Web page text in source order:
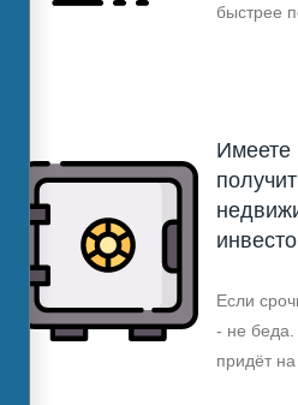
быстрее
Имеете
Если
- не беда.
придёт